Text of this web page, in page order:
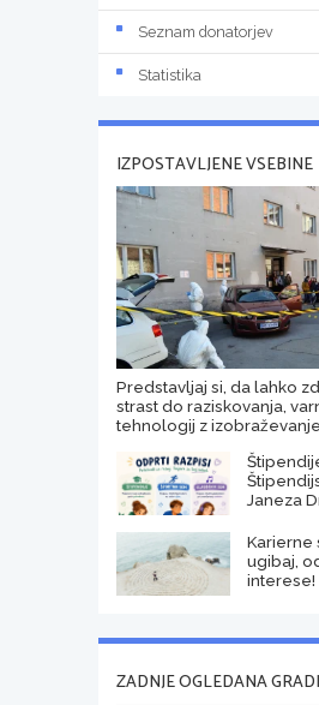
Seznam donatorjev
Statistika
IZPOSTAVLJENE VSEBINE
Predstavljaj si, da lahko
strast do raziskovanja,
tehnologij z
Janeza
Karierne
ugibaj,
interese!
ZADNJE OGLEDANA